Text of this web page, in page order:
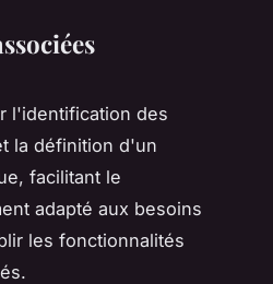
l'identification des
la définition d'un
facilitant le
adapté aux besoins
les fonctionnalités